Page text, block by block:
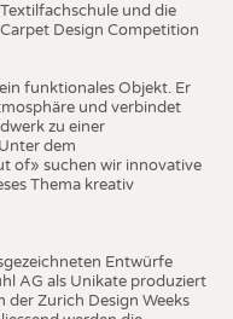
und die
Design Competition
funktionales Objekt. Er
und verbindet
zu einer
dem
of» suchen wir innovative
Thema kreativ
Entwürfe
AG als Unikate produziert
der Zurich Design Weeks